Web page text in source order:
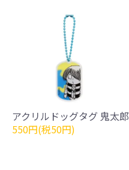
アクリルドッグタグ 鬼太郎
550円(税50円)